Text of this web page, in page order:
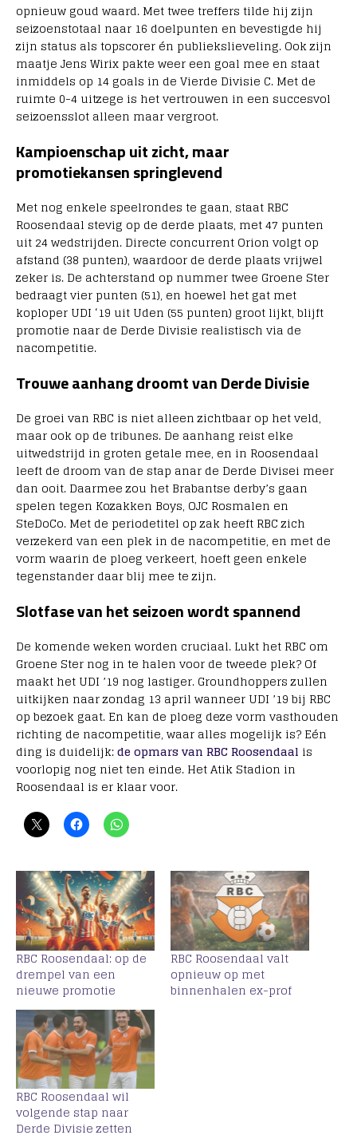
opnieuw goud waard. Met twee treffers tilde hij zijn
seizoenstotaal naar 16 doelpunten en bevestigde hij
zijn status als topscorer én publiekslieveling. Ook zijn
maatje Jens Wirix pakte weer een goal mee en staat
inmiddels op 14 goals in de Vierde Divisie C. Met de
ruimte 0-4 uitzege is het vertrouwen in een succesvol
seizoensslot alleen maar vergroot.
Kampioenschap uit zicht, maar
promotiekansen springlevend
Met nog enkele speelrondes te gaan, staat RBC
Roosendaal stevig op de derde plaats, met 47 punten
uit 24 wedstrijden. Directe concurrent Orion volgt op
afstand (38 punten), waardoor de derde plaats vrijwel
zeker is. De achterstand op nummer twee Groene Ster
bedraagt vier punten (51), en hoewel het gat met
koploper UDI ‘19 uit Uden (55 punten) groot lijkt, blijft
promotie naar de Derde Divisie realistisch via de
nacompetitie.
Trouwe aanhang droomt van Derde Divisie
De groei van RBC is niet alleen zichtbaar op het veld,
maar ook op de tribunes. De aanhang reist elke
uitwedstrijd in groten getale mee, en in Roosendaal
leeft de droom van de stap anar de Derde Divisei meer
dan ooit. Daarmee zou het Brabantse derby’s gaan
spelen tegen Kozakken Boys, OJC Rosmalen en
SteDoCo. Met de periodetitel op zak heeft RBC zich
verzekerd van een plek in de nacompetitie, en met de
vorm waarin de ploeg verkeert, hoeft geen enkele
tegenstander daar blij mee te zijn.
Slotfase van het seizoen wordt spannend
De komende weken worden cruciaal. Lukt het RBC om
Groene Ster nog in te halen voor de tweede plek? Of
maakt het UDI ’19 nog lastiger. Groundhoppers zullen
uitkijken naar zondag 13 april wanneer UDI ’19 bij RBC
op bezoek gaat. En kan de ploeg deze vorm vasthouden
richting de nacompetitie, waar alles mogelijk is? Eén
ding is duidelijk:de opmars van RBC Roosendaal is
voorlopig nog niet ten einde. Het Atik Stadion in
Roosendaal is er klaar voor.
RBC Roosendaal: op de
drempel van een
nieuwe promotie
RBC Roosendaal valt
opnieuw op met
binnenhalen ex-prof
RBC Roosendaal wil
volgende stap naar
Derde Divisie zetten